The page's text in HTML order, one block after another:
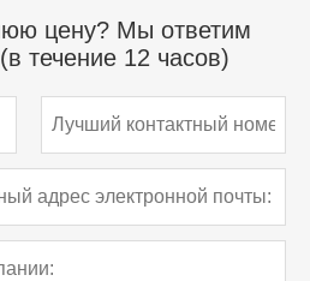
цену? Мы ответим
течение 12 часов)